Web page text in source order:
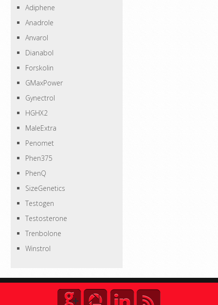
Adiphene
Anadrole
Anvarol
Dianabol
Forskolin
GMaxPower
Gynectrol
HGHX2
MaleExtra
Penomet
Phen375
PhenQ
SizeGenetics
Testogen
Testosterone
Trenbolone
Winstrol